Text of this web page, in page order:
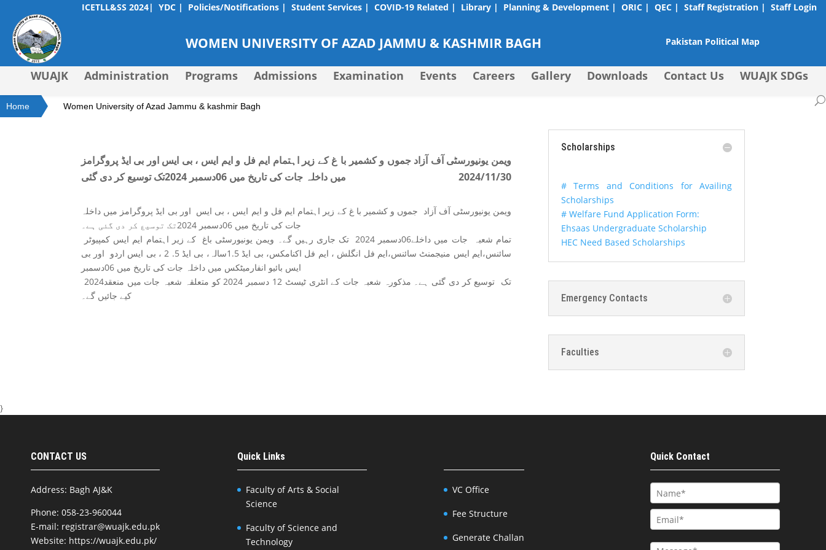
ICETLL&SS 2024| YDC | Policies/Notifications | Student Services | COVID-19 Related | Library | Planning & Development | ORIC | QEC | Staff Registration | Staff Login
WOMEN UNIVERSITY OF AZAD JAMMU & KASHMIR BAGH Pakistan Political Map
WUAJK Administration Programs Admissions Examination Events Careers Gallery Downloads Contact Us WUAJK SDGs
Home Women University of Azad Jammu & kashmir Bagh
ویمن یونیورسٹی آف آزاد جموں و کشمیر با غ کے زیر اہتمام ایم فل و ایم ایس ، بی ایس اور بی ایڈ پروگرامز
میں داخلہ جات کی تاریخ میں 06دسمبر 2024تک توسیع کر دی گئی
2024/11/30
ویمن یونیورسٹی آف آزاد جموں و کشمیر با غ کے زیر اہتمام ایم فل و ایم ایس ، بی ایس اور بی ایڈ پروگرامز میں داخلہ
جات کی تاریخ میں 06دسمبر 2024تک توسیع کر دی گئی ہے۔
سائنس،ایم ایس منیجمنٹ سائنس،ایم فل انگلش ، ایم فل اکنامکس، بی ایڈ 1.5سالہ، بی ایڈ 5. 2 ، بی ایس اردو اور بی
ایس بائیو انفارمیٹکس میں داخلہ جات کی تاریخ میں 06دسمبر
2024تک توسیع کر دی گئی ہے۔ مذکورہ شعبہ جات کے انٹری ٹیسٹ 12 دسمبر 2024 کو متعلقہ شعبہ جات میں منعقد
Scholarships
# Terms and Conditions for Availing
Scholarships
# Welfare Fund Application Form:
Ehsaas Undergraduate Scholarship
HEC Need Based Scholarships
Emergency Contacts
Faculties
}
CONTACT US
Address: Bagh AJ&K
Phone: 058-23-960044
E-mail: registrar@wuajk.edu.pk
Website: https://wuajk.edu.pk/
Quick Links
Faculty of Arts & Social
Science
Faculty of Science and
Technology
VC Office
Fee Structure
Generate Challan
Quick Contact